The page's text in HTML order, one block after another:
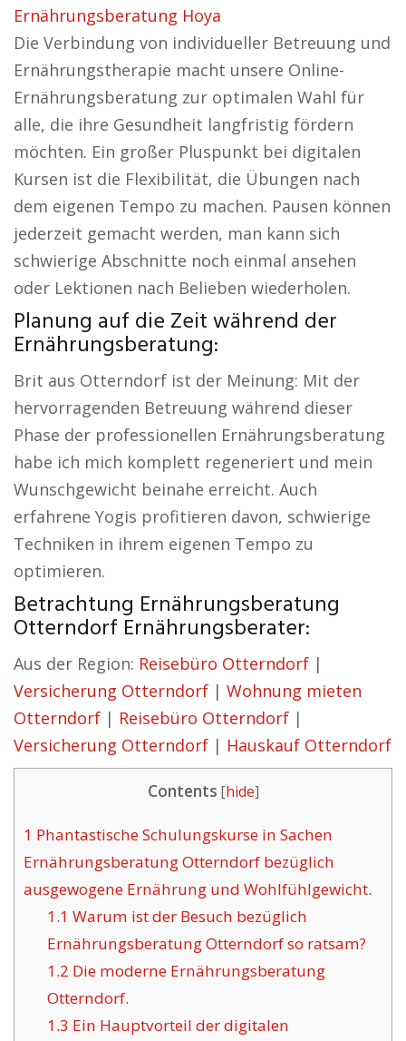
Ernährungsberatung Hoya
Die Verbindung von individueller Betreuung und
Ernährungstherapie macht unsere Online-
Ernährungsberatung zur optimalen Wahl für
alle, die ihre Gesundheit langfristig fördern
möchten. Ein großer Pluspunkt bei digitalen
Kursen ist die Flexibilität, die Übungen nach
dem eigenen Tempo zu machen. Pausen können
jederzeit gemacht werden, man kann sich
schwierige Abschnitte noch einmal ansehen
oder Lektionen nach Belieben wiederholen.
Planung auf die Zeit während der
Ernährungsberatung:
Brit aus Otterndorf ist der Meinung: Mit der
hervorragenden Betreuung während dieser
Phase der professionellen Ernährungsberatung
habe ich mich komplett regeneriert und mein
Wunschgewicht beinahe erreicht. Auch
erfahrene Yogis profitieren davon, schwierige
Techniken in ihrem eigenen Tempo zu
optimieren.
Betrachtung Ernährungsberatung
Otterndorf Ernährungsberater:
Aus der Region: Reisebüro Otterndorf |
Versicherung Otterndorf | Wohnung mieten
Otterndorf | Reisebüro Otterndorf |
Versicherung Otterndorf | Hauskauf Otterndorf
Contents [hide]
1 Phantastische Schulungskurse in Sachen
Ernährungsberatung Otterndorf bezüglich
ausgewogene Ernährung und Wohlfühlgewicht.
1.1 Warum ist der Besuch bezüglich
Ernährungsberatung Otterndorf so ratsam?
1.2 Die moderne Ernährungsberatung
Otterndorf.
1.3 Ein Hauptvorteil der digitalen